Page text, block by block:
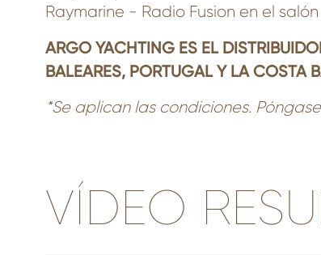
Raymarine - Radio Fusion en el
ARGO YACHTING ES EL
BALEARES, PORTUGAL Y LA COSTA
*Se aplican las condiciones.
VÍDEO